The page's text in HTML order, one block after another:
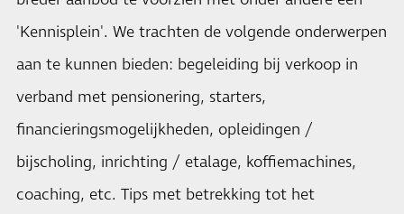
'Kennisplein'. We trachten de volgende onderwerpen
aan te kunnen bieden: begeleiding bij verkoop in
verband met pensionering, starters,
financieringsmogelijkheden, opleidingen /
bijscholing, inrichting / etalage, koffiemachines,
coaching, etc. Tips met betrekking tot het